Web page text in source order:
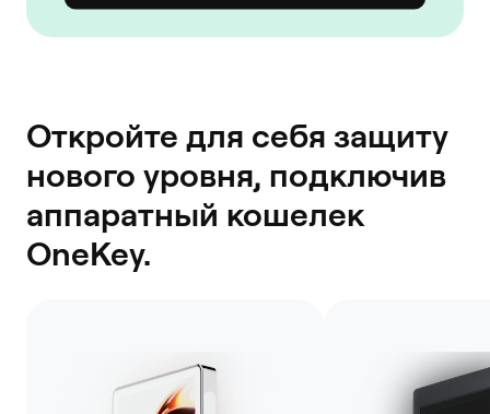
Откройте для себя защиту
нового уровня, подключив
аппаратный кошелек
OneKey.